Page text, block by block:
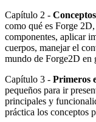
Capítulo 2 -
como qué es Forge
componentes, aplicar
cuerpos, manejar el
mundo de Forge2D en
Capítulo 3 - Primeros
pequeños para ir
principales y
práctica los conceptos